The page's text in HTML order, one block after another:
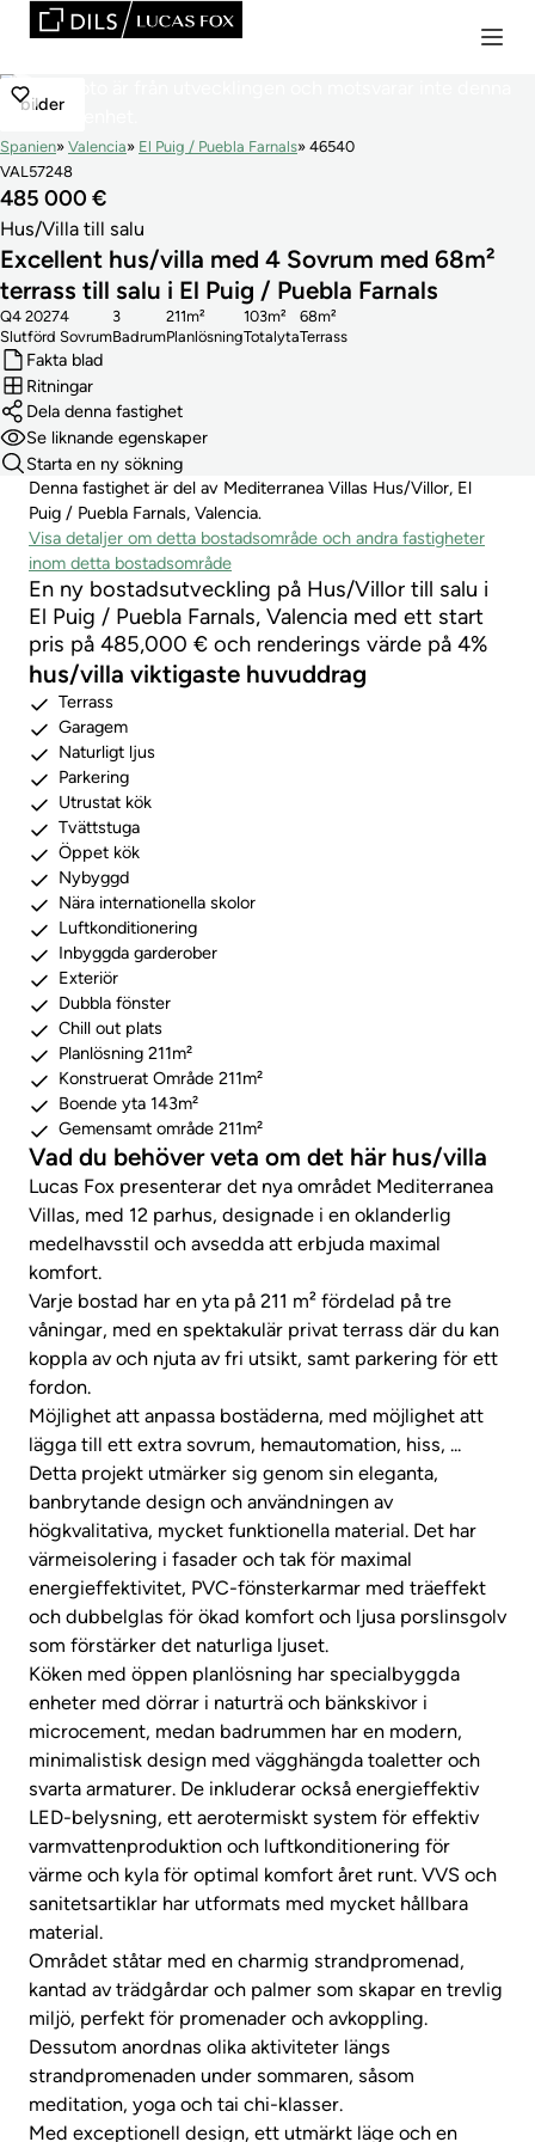
bilder
Spanien Valencia El Puig / Puebla Farnals
46540
VAL57248
485 000 €
Hus/Villa till salu
Excellent hus/villa med 4 Sovrum med 68m²
terrass till salu i El Puig / Puebla Farnals
Slutförd
Q4 2027
Sovrum
4
Badrum
3
Planlösning
211m²
Totalyta
103m²
Terrass
68m²
Fakta blad
Ritningar
Dela denna fastighet
Se liknande egenskaper
Starta en ny sökning
Denna fastighet är del av Mediterranea Villas Hus/Villor, El
Puig / Puebla Farnals, Valencia.
Visa detaljer om detta bostadsområde och andra fastigheter
inom detta bostadsområde
En ny bostadsutveckling på Hus/Villor till salu i
El Puig / Puebla Farnals, Valencia med ett start
pris på 485,000 € och renderings värde på 4%
hus/villa viktigaste huvuddrag
Terrass
Garagem
Naturligt ljus
Parkering
Utrustat kök
Tvättstuga
Öppet kök
Nybyggd
Nära internationella skolor
Luftkonditionering
Inbyggda garderober
Exteriör
Dubbla fönster
Chill out plats
Planlösning 211m²
Konstruerat Område 211m²
Boende yta 143m²
Gemensamt område 211m²
Vad du behöver veta om det här hus/villa
Lucas Fox presenterar det nya området Mediterranea
Villas, med 12 parhus, designade i en oklanderlig
medelhavsstil och avsedda att erbjuda maximal
komfort.
Varje bostad har en yta på 211 m² fördelad på tre
våningar, med en spektakulär privat terrass där du kan
koppla av och njuta av fri utsikt, samt parkering för ett
fordon.
Möjlighet att anpassa bostäderna, med möjlighet att
lägga till ett extra sovrum, hemautomation, hiss, ...
Detta projekt utmärker sig genom sin eleganta,
banbrytande design och användningen av
högkvalitativa, mycket funktionella material. Det har
värmeisolering i fasader och tak för maximal
energieffektivitet, PVC-fönsterkarmar med träeffekt
och dubbelglas för ökad komfort och ljusa porslinsgolv
som förstärker det naturliga ljuset.
Köken med öppen planlösning har specialbyggda
enheter med dörrar i naturträ och bänkskivor i
microcement, medan badrummen har en modern,
minimalistisk design med vägghängda toaletter och
svarta armaturer. De inkluderar också energieffektiv
LED-belysning, ett aerotermiskt system för effektiv
varmvattenproduktion och luftkonditionering för
värme och kyla för optimal komfort året runt. VVS och
sanitetsartiklar har utformats med mycket hållbara
material.
Området ståtar med en charmig strandpromenad,
kantad av trädgårdar och palmer som skapar en trevlig
miljö, perfekt för promenader och avkoppling.
Dessutom anordnas olika aktiviteter längs
strandpromenaden under sommaren, såsom
meditation, yoga och tai chi-klasser.
Med exceptionell design, ett utmärkt läge och en